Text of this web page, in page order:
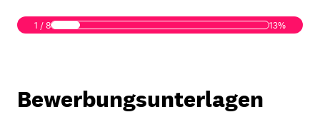
1 /8 13%
Bewerbungsunterlagen